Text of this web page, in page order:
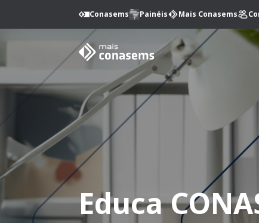
Conasems Painéis Mais Conasems
Educa